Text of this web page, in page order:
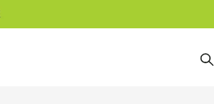
O que você está